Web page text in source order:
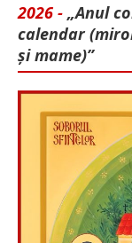
2026 - „Anul
calendar
și mame)”